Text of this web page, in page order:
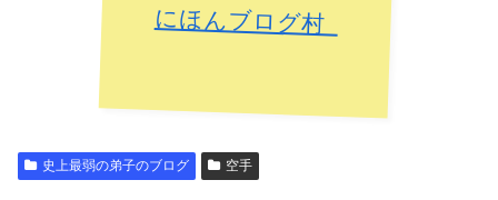
にほんブログ村
史上最弱の弟子のブログ 空手